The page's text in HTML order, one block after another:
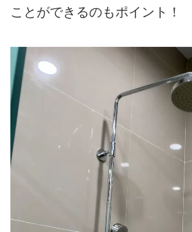
ことができるのもポイント！